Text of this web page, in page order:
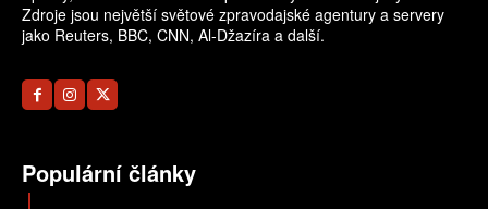
Zdroje jsou největší světové zpravodajské agentury a servery
jako Reuters, BBC, CNN, Al-Džazíra a další.
Populární články